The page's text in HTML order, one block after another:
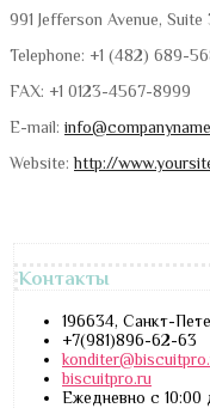
991 Jefferson Avenue,
Telephone: +1 (482) 689-
FAX: +1 0123-4567-8999
E-mail:
Website:http://
Контакты
196634, Санкт-
+7(981)896-62-63
biscuitpro.ru
Ежедневно с 10:00